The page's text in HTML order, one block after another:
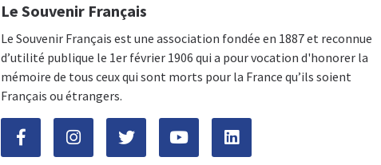
Le Souvenir Français
Le Souvenir Français est une association fondée en 1887 et reconnue
d’utilité publique le 1er février 1906 qui a pour vocation d'honorer la
mémoire de tous ceux qui sont morts pour la France qu’ils soient
Français ou étrangers.